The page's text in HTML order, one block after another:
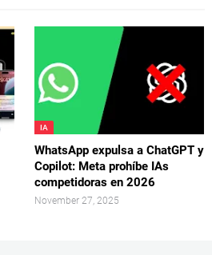
IA
WhatsApp expulsa a ChatGPT y
Copilot: Meta prohíbe IAs
competidoras en 2026
November 27, 2025